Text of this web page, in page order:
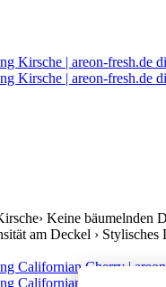
Keine bäumelnden
am Deckel ›